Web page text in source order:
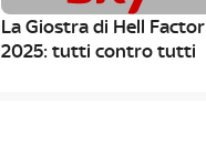
La Giostra di Hell Factor
2025: tutti contro tutti